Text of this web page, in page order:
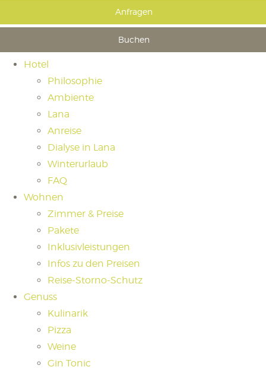
Anfragen
Buchen
Hotel
Philosophie
Ambiente
Lana
Anreise
Dialyse in Lana
Winterurlaub
FAQ
Wohnen
Zimmer & Preise
Pakete
Inklusivleistungen
Infos zu den Preisen
Reise-Storno-Schutz
Genuss
Kulinarik
Pizza
Weine
Gin Tonic